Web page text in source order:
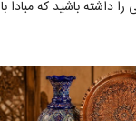
را داشته باشید که مبادا با